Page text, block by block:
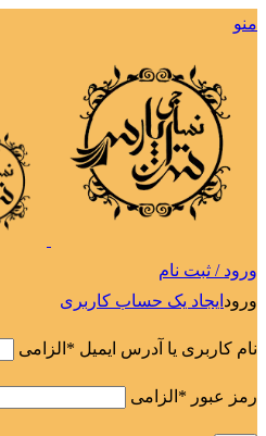
منو
ورود / ثبت نام
ورود ایجاد یک حساب کاربری
نام کاربری یا آدرس ایمیل * الزامی
رمز عبور * الزامی